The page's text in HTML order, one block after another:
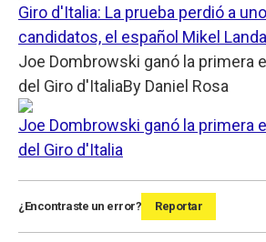
Giro d'Italia: La prueba perdió a
candidatos, el español Mikel Landa
Joe Dombrowski ganó la primera
del Giro d'ItaliaBy Daniel Rosa
Joe Dombrowski ganó la primera
del Giro d'Italia
¿Encontraste un error? Reportar